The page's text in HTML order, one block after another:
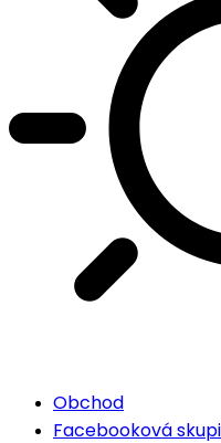
Obchod
Facebooková